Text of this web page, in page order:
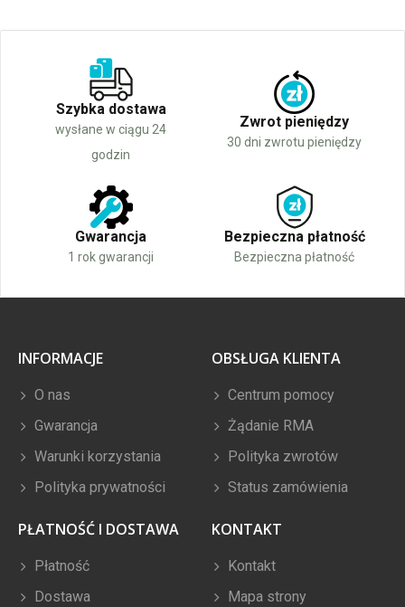
Szybka dostawa
wysłane w ciągu 24
godzin
Zwrot pieniędzy
30 dni zwrotu pieniędzy
Gwarancja
1 rok gwarancji
Bezpieczna płatność
Bezpieczna płatność
INFORMACJE
O nas
Gwarancja
Warunki korzystania
Polityka prywatności
OBSŁUGA KLIENTA
Centrum pomocy
Żądanie RMA
Polityka zwrotów
Status zamówienia
PŁATNOŚĆ I DOSTAWA
Płatność
Dostawa
KONTAKT
Kontakt
Mapa strony